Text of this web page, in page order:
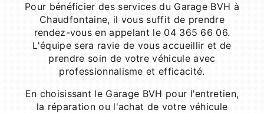
Pour bénéficier des services du Garage BVH à
Chaudfontaine, il vous suffit de prendre
rendez-vous en appelant le 04 365 66 06.
L'équipe sera ravie de vous accueillir et de
prendre soin de votre véhicule avec
professionnalisme et efficacité.
En choisissant le Garage BVH pour l'entretien,
la réparation ou l'achat de votre véhicule